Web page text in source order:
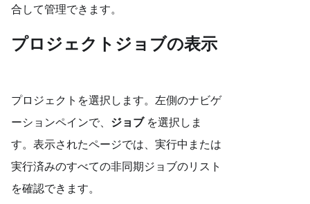
合して管理できます。
プロジェクトジョブの表示
プロジェクトを選択します。左側のナビゲ
ーションペインで、 ジョブを選択しま
す。表示されたページでは、実行中または
実行済みのすべての非同期ジョブのリスト
を確認できます。